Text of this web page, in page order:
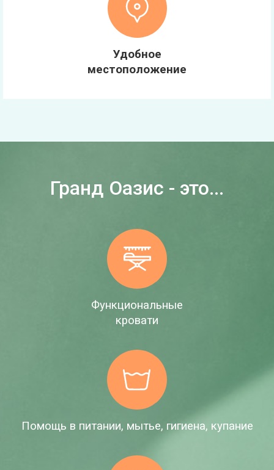
Удобное
местоположение
Гранд Оазис - это...
Функциональные
кровати
Помощь в питании, мытье, гигиена, купание